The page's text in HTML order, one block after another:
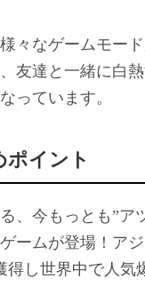
々なゲームモー
友達と一緒に白
っています。
ポイント
、今もっとも”ア
ームが登場！ア
得し世界中で人気